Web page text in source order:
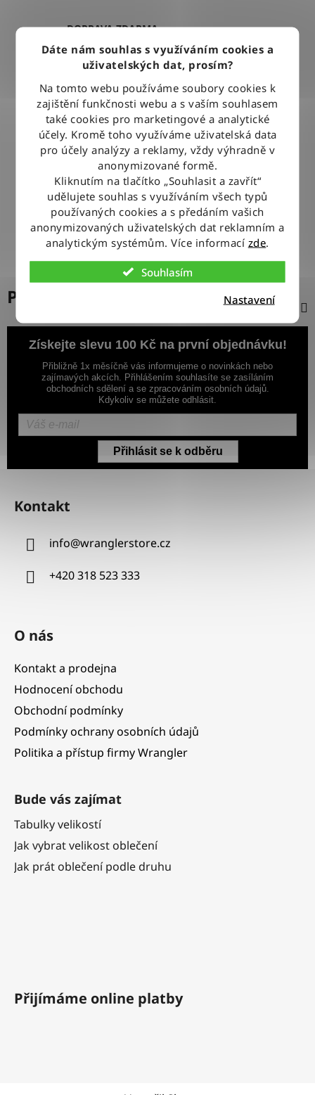
Dáte nám souhlas s využíváním cookies a
uživatelských dat, prosím?
Na tomto webu používáme soubory cookies k
zajištění funkčnosti webu a s vaším souhlasem
také cookies pro marketingové a analytické
účely. Kromě toho využíváme uživatelská data
pro účely analýzy a reklamy, vždy výhradně v
anonymizované formě.
Kliknutím na tlačítko „Souhlasit a zavřít“
udělujete souhlas s využíváním všech typů
používaných cookies a s předáním vašich
anonymizovaných uživatelských dat reklamním a
analytickým systémům. Více informací zde.
Souhlasím
Nastavení
DOPRAVA ZDARMA
Při nákupu nad 2500 Kč doručujeme zdarma po celé ČR
BLESKOVÉ DORUČENÍ
Objednávky odesíláme každý pracovní den do 12:00
100% ZBOŽÍ SKLADEM
Veškeré vystavené zboží leží na našem skladě
VÝMĚNA ZBOŽÍ ZDARMA
Nevyhovující zboží zdarma vyměníme do 14 dnů od jeho
doručení
Popis
Získejte slevu 100 Kč na první objednávku!
Přibližně 1x měsíčně vás informujeme o novinkách nebo
zajímavých akcích. Přihlášením souhlasíte se zasíláním
obchodních sdělení a se zpracováním osobních údajů.
Kdykoliv se můžete odhlásit.
Přihlásit se k odběru
Z
Kontakt
info@wranglerstore.cz
+420 318 523 333
O nás
Kontakt a prodejna
Hodnocení obchodu
Obchodní podmínky
Podmínky ochrany osobních údajů
Politika a přístup firmy Wrangler
Bude vás zajímat
Tabulky velikostí
Jak vybrat velikost oblečení
Jak prát oblečení podle druhu
Přijímáme online platby